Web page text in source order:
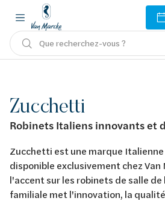
Que recherchez-vous ?
Zucchetti
Robinets Italiens innovants et
Zucchetti est une marque
disponible exclusivement chez
l'accent sur les robinets de salle
familiale met l'innovation, la